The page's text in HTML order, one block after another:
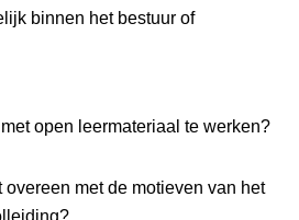
binnen het bestuur of
open leermateriaal te werken?
overeen met de motieven van het